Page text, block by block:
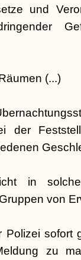
und
(...)
der
in
von
sofort
zu